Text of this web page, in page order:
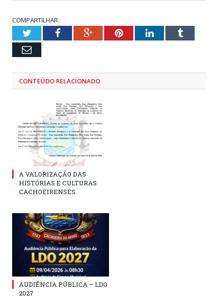
COMPARTILHAR:
TwitterFacebookGoogle+PinterestLinkedInTumblr
Email
CONTEÚDO RELACIONADO
A VALORIZAÇÃO DAS
HISTÓRIAS E CULTURAS
CACHOEIRENSES
AUDIÊNCIA PÚBLICA – LDO
2027